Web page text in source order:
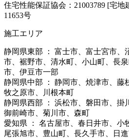
住宅性能保証協会：21003789 [宅
11653号
施工エリア
静岡県東部 ： 富士市、富士宮市、
市、裾野市、清水町、小山町、長
市、伊豆市一部
静岡県中部 ： 静岡市、焼津市、藤
牧之原市、川根本町
静岡県西部 ： 浜松市、磐田市、掛
御前崎市、菊川市、森町
愛知県 ： 名古屋市、春日井市、小
尾張旭市、豊山町、長久手市、日